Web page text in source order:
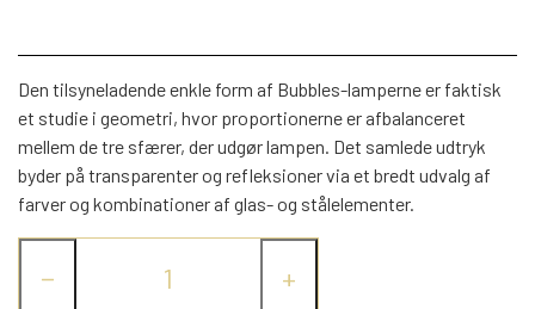
ENTRE
BELYSNING
VÆGPANELER
SPEJLE
VÆGPANELER
SPEJLE
VÆGPANELER
SPEJLE
SPEJLE
PARKERING
AFHENTNING
MONTERING & LEVERING
Den tilsyneladende enkle form af Bubbles-lamperne er faktisk
et studie i geometri, hvor proportionerne er afbalanceret
mellem de tre sfærer, der udgør lampen. Det samlede udtryk
byder på transparenter og refleksioner via et bredt udvalg af
farver og kombinationer af glas- og stålelementer.
− +